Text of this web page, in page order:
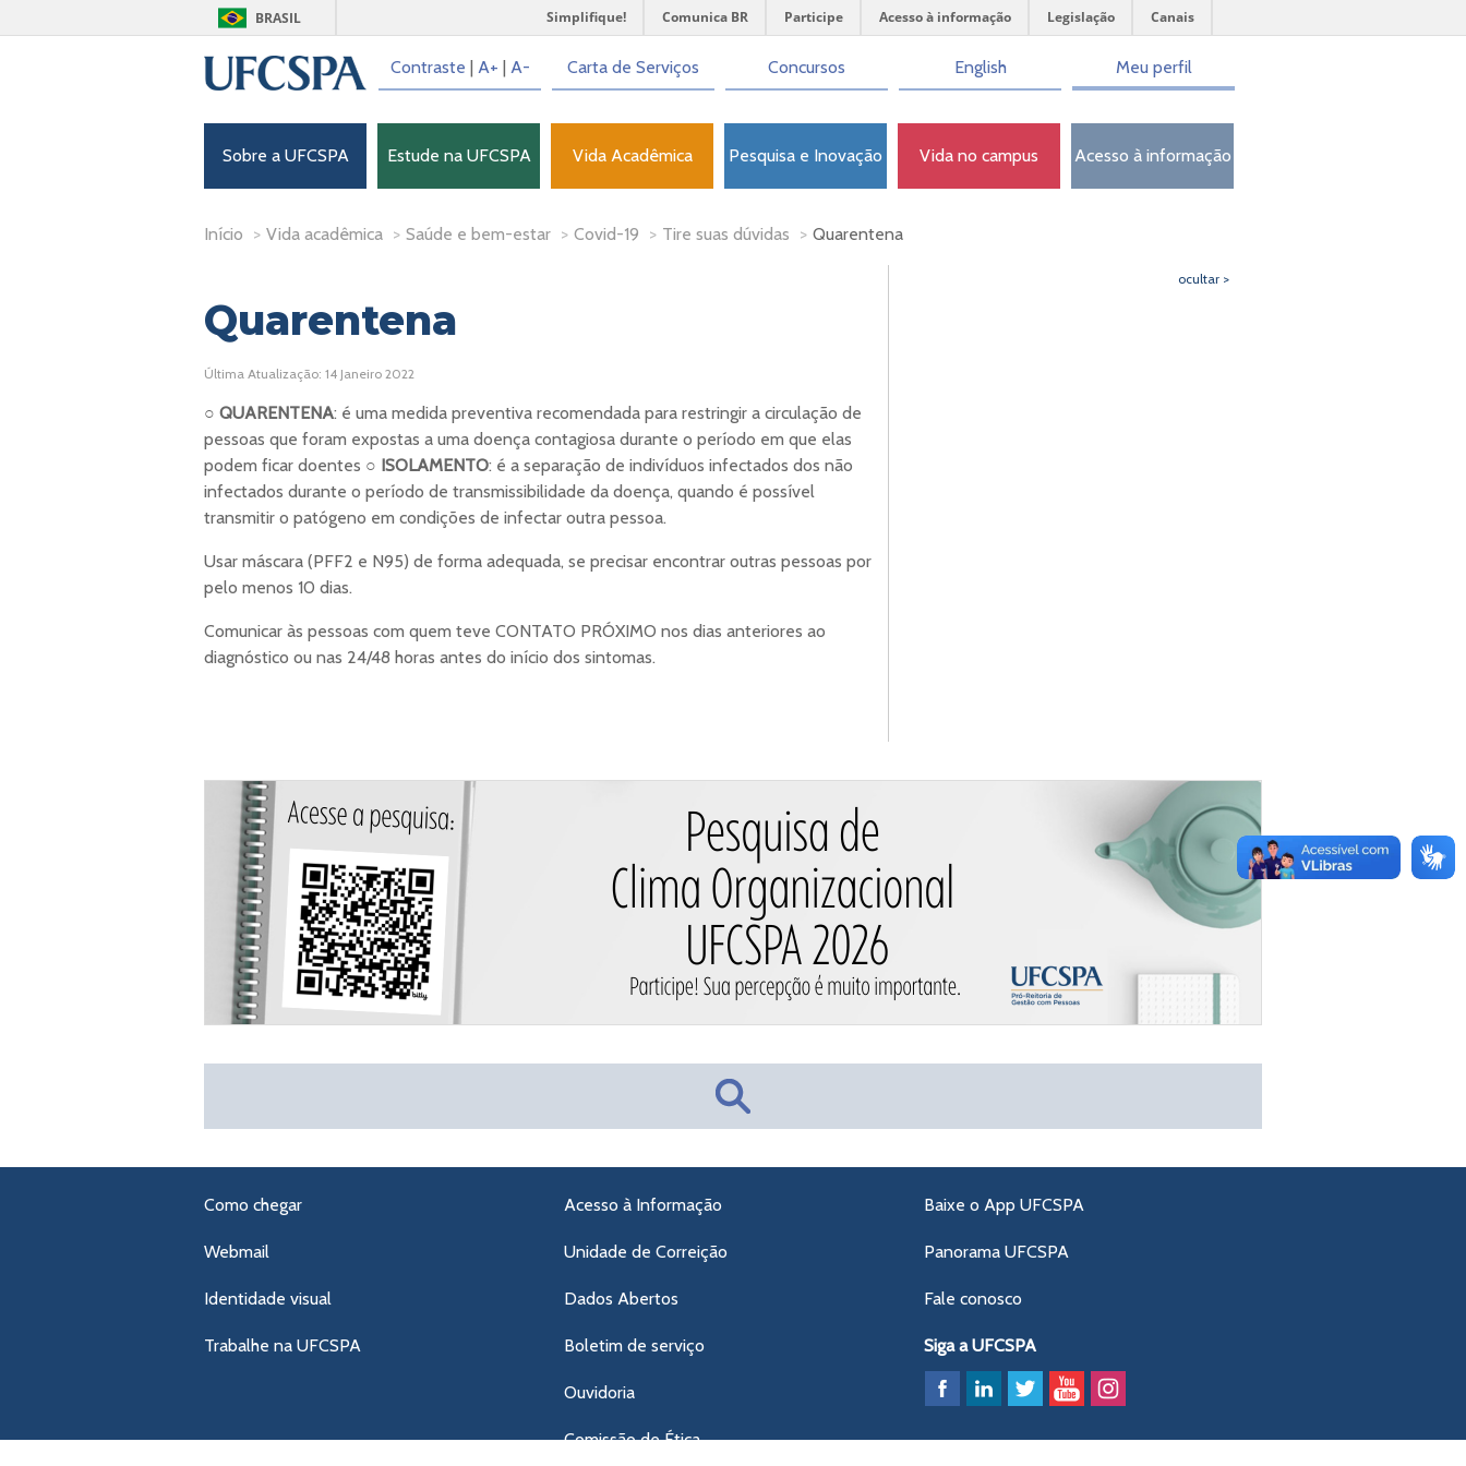
BRASIL Simplifique! Comunica BR Participe Acesso à informação Legislação Canais
Contraste | A+ | A- Carta de Serviços Concursos English Meu perfil
Sobre a UFCSPA Estude na UFCSPA Vida Acadêmica Pesquisa e Inovação Vida no campus Acesso à informação
Início > Vida acadêmica > Saúde e bem-estar > Covid-19 > Tire suas dúvidas > Quarentena
Quarentena
Última Atualização: 14 Janeiro 2022
○ QUARENTENA: é uma medida preventiva recomendada para restringir a circulação de
pessoas que foram expostas a uma doença contagiosa durante o período em que elas
podem ficar doentes ○ ISOLAMENTO: é a separação de indivíduos infectados dos não
infectados durante o período de transmissibilidade da doença, quando é possível
transmitir o patógeno em condições de infectar outra pessoa.
Usar máscara (PFF2 e N95) de forma adequada, se precisar encontrar outras pessoas por
pelo menos 10 dias.
Comunicar às pessoas com quem teve CONTATO PRÓXIMO nos dias anteriores ao
diagnóstico ou nas 24/48 horas antes do início dos sintomas.
ocultar >
Como chegar
Webmail
Identidade visual
Trabalhe na UFCSPA
Acesso à Informação
Unidade de Correição
Dados Abertos
Boletim de serviço
Ouvidoria
Comissão de Ética
Baixe o App UFCSPA
Panorama UFCSPA
Fale conosco
Siga a UFCSPA